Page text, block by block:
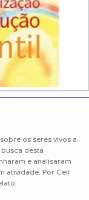
os seres vivos a
desta
e analisaram
atividade. Por Celi